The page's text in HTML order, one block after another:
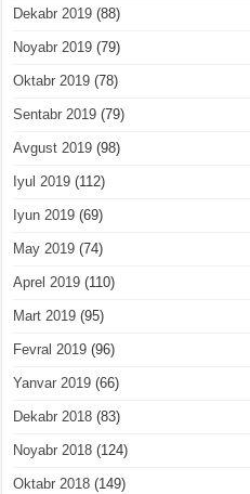
Dekabr 2019 (88)
Noyabr 2019 (79)
Oktabr 2019 (78)
Sentabr 2019 (79)
Avgust 2019 (98)
Iyul 2019 (112)
Iyun 2019 (69)
May 2019 (74)
Aprel 2019 (110)
Mart 2019 (95)
Fevral 2019 (96)
Yanvar 2019 (66)
Dekabr 2018 (83)
Noyabr 2018 (124)
Oktabr 2018 (149)